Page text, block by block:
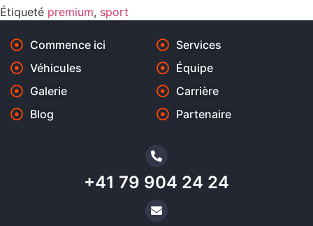
Étiqueté premium, sport
Commence ici
Véhicules
Galerie
Blog
Services
Équipe
Carrière
Partenaire
+41 79 904 24 24